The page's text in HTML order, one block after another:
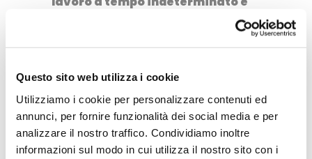
Questo sito web utilizza i cookie
Utilizziamo i cookie per personalizzare contenuti ed
annunci, per fornire funzionalità dei social media e per
analizzare il nostro traffico. Condividiamo inoltre
informazioni sul modo in cui utilizza il nostro sito con i
utilizzare lo strumento del
fumetto per le più svariate
applicazioni.
E non contento a 35 anni fondo